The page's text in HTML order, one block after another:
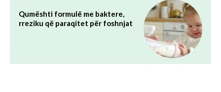
Qumështi formulë me baktere,
rreziku që paraqitet për foshnjat